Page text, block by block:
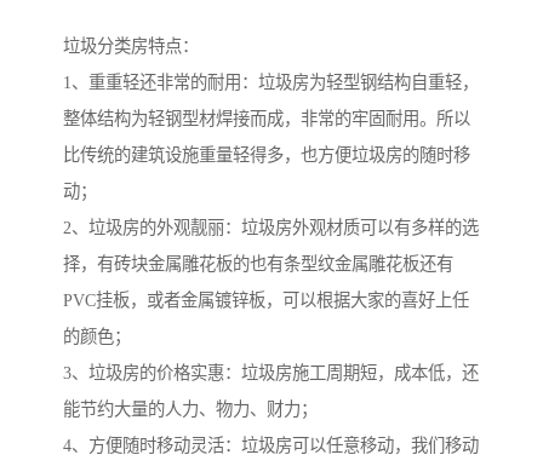
垃圾分类房特点：
1、重重轻还非常的耐用：垃圾房为轻型钢结构自重轻，
整体结构为轻钢型材焊接而成，非常的牢固耐用。所以
比传统的建筑设施重量轻得多，也方便垃圾房的随时移
动；
2、垃圾房的外观靓丽：垃圾房外观材质可以有多样的选
择，有砖块金属雕花板的也有条型纹金属雕花板还有
PVC挂板，或者金属镀锌板，可以根据大家的喜好上任
的颜色；
3、垃圾房的价格实惠：垃圾房施工周期短，成本低，还
能节约大量的人力、物力、财力；
4、方便随时移动灵活：垃圾房可以任意移动，我们移动